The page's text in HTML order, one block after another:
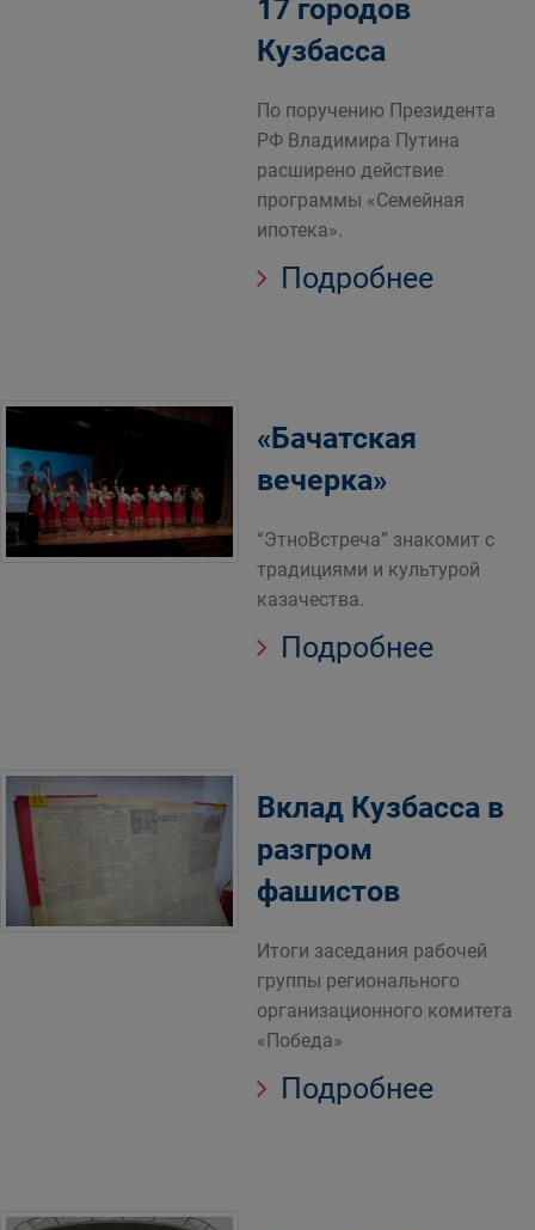
17 городов
Кузбасса
По поручению Президента
РФ Владимира Путина
расширено действие
программы «Семейная
ипотека».
Подробнее
«Бачатская
вечерка»
“ЭтноВстреча” знакомит с
традициями и культурой
казачества.
Подробнее
Вклад Кузбасса в
разгром
фашистов
Итоги заседания рабочей
группы регионального
организационного комитета
«Победа»
Подробнее